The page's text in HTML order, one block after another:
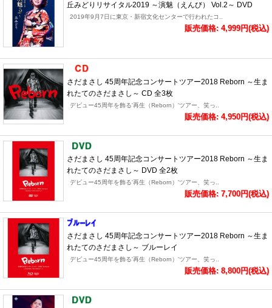
丘みどりリサイタル2019 ～演魅（えんび） Vol.2～ DVD
2019年9月7日に東京・新宿文化センターで行われたコ..
販売価格: 4,999円(税込)
さだまさし 45周年記念コンサートツアー2018 Reborn ～生ま
れたてのさだまさし～ CD 全3枚
デビュー45周年を飾る'再生（Reborn）'ツアー、笑っ..
販売価格: 4,950円(税込)
さだまさし 45周年記念コンサートツアー2018 Reborn ～生ま
れたてのさだまさし～ DVD 全2枚
デビュー45周年を飾る'再生（Reborn）'ツアー、笑っ..
販売価格: 7,700円(税込)
さだまさし 45周年記念コンサートツアー2018 Reborn ～生ま
れたてのさだまさし～ ブルーレイ
デビュー45周年を飾る'再生（Reborn）'ツアー、笑っ..
販売価格: 8,800円(税込)